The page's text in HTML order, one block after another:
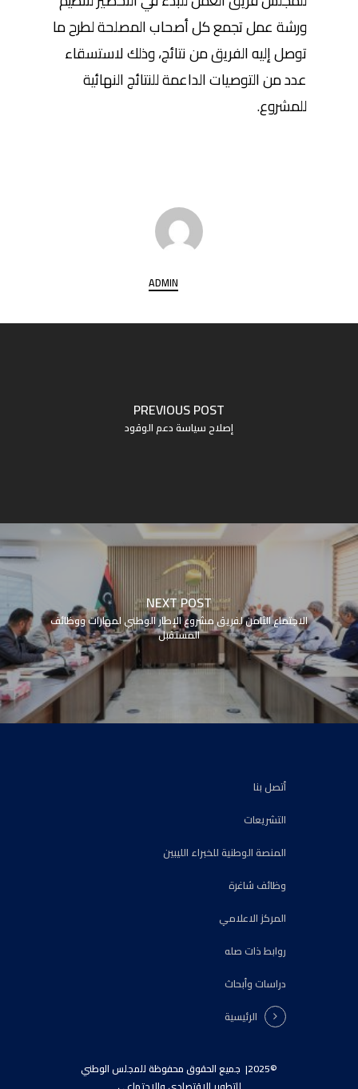
ورشة عمل تجمع كل أصحاب المصلحة لطرح ما
توصل إليه الفريق من نتائج، وذلك لاستسقاء
عدد من التوصيات الداعمة للنتائج النهائية
للمشروع.
ADMIN
PREVIOUS POST
إصلاح سياسة دعم الوقود
NEXT POST
الاجتماع الثامن لفريق مشروع الإطار الوطني لمهارات ووظائف
المستقبل
أتصل بنا
التشريعات
المنصة الوطنية للخبراء الليبين
وظائف شاغرة
المركز الاعلامي
روابط ذات صله
دراسات وأبحاث
الرئيسية
©2025| جميع الحقوق محفوظة للمجلس الوطني